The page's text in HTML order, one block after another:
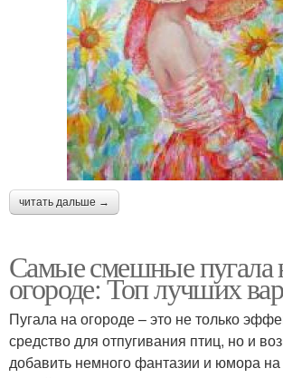
читать дальше →
Самые смешные пугала
огороде: Топ лучших
Пугала на огороде – это не только
средство для отпугивания птиц, но и
добавить немного фантазии и юмора